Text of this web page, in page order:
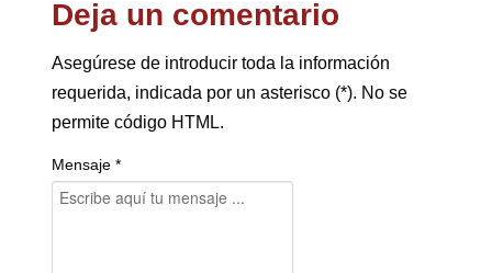
Deja un comentario
Asegúrese de introducir toda la información
requerida, indicada por un asterisco (*). No se
permite código HTML.
Mensaje *